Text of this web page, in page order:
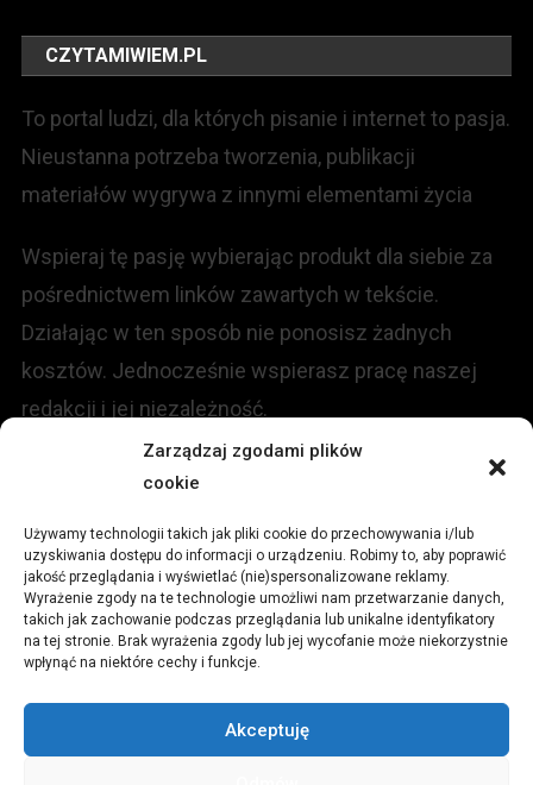
Zarządzaj zgodami plików
cookie
Używamy technologii takich jak pliki cookie do przechowywania i/lub
uzyskiwania dostępu do informacji o urządzeniu. Robimy to, aby poprawić
jakość przeglądania i wyświetlać (nie)spersonalizowane reklamy.
Wyrażenie zgody na te technologie umożliwi nam przetwarzanie danych,
takich jak zachowanie podczas przeglądania lub unikalne identyfikatory
na tej stronie. Brak wyrażenia zgody lub jej wycofanie może niekorzystnie
wpłynąć na niektóre cechy i funkcje.
Akceptuję
CZYTAMIWIEM.PL
To portal ludzi, dla których pisanie i internet to pasja.
Nieustanna potrzeba tworzenia, publikacji
materiałów wygrywa z innymi elementami życia
Wspieraj tę pasję wybierając produkt dla siebie za
pośrednictwem linków zawartych w tekście.
Działając w ten sposób nie ponosisz żadnych
kosztów. Jednocześnie wspierasz pracę naszej
redakcji i jej niezależność.
Redakcja portalu:
ul.Stara 13, 42-600 Tarnowskie Góry
TEL:+48 509 547 822
redakcja@czytamiwiem.pl